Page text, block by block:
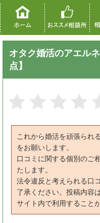
オタク婚活のアエル
点】
これから婚活を頑張られ
をお願いします。
口コミに関する個別のご
たします。
法令違反と考えられる口
了承ください。投稿内容
サイト内で利用すること